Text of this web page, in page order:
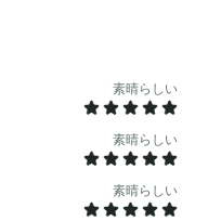
らに、釣り旅行に
テムが無料で提供され
、オプションのアドオ
プは含ま
ます 。特定のミーテ
素晴らしい
素晴らしい
素晴らしい